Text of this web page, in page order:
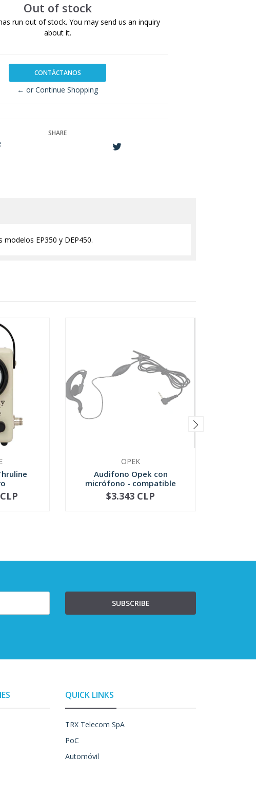
Out of stock
run out of stock. You may send us an inquiry
about it.
CONTÁCTANOS
← or Continue Shopping
SHARE
EP350 y DEP450.
OPEK
Audifono Opek con
micrófono - compatible
Motorola
NOT AVAILABLE
$3.343 CLP
SUBSCRIBE
QUICK LINKS
TRX Telecom SpA
PoC
Automóvil